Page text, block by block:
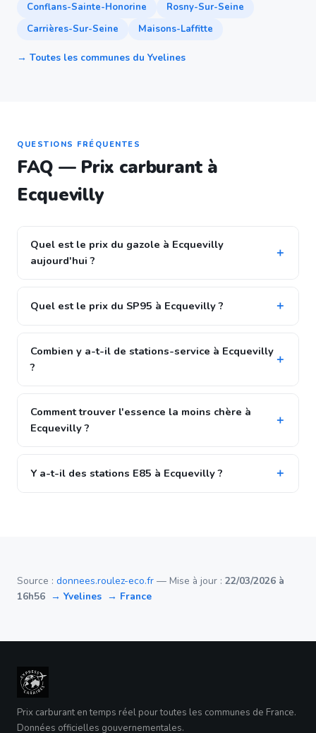
Conflans-Sainte-Honorine
Rosny-Sur-Seine
Carrières-Sur-Seine
Maisons-Laffitte
→ Toutes les communes du Yvelines
QUESTIONS FRÉQUENTES
FAQ — Prix carburant à
Ecquevilly
Quel est le prix du gazole à Ecquevilly
aujourd'hui ?
Quel est le prix du SP95 à Ecquevilly ?
Combien y a-t-il de stations-service à Ecquevilly
?
Comment trouver l'essence la moins chère à
Ecquevilly ?
Y a-t-il des stations E85 à Ecquevilly ?
Source : donnees.roulez-eco.fr — Mise à jour : 22/03/2026 à
16h56 → Yvelines → France
Prix carburant en temps réel pour toutes les communes de France.
Données officielles gouvernementales.